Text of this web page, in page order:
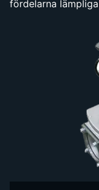
fördelarna